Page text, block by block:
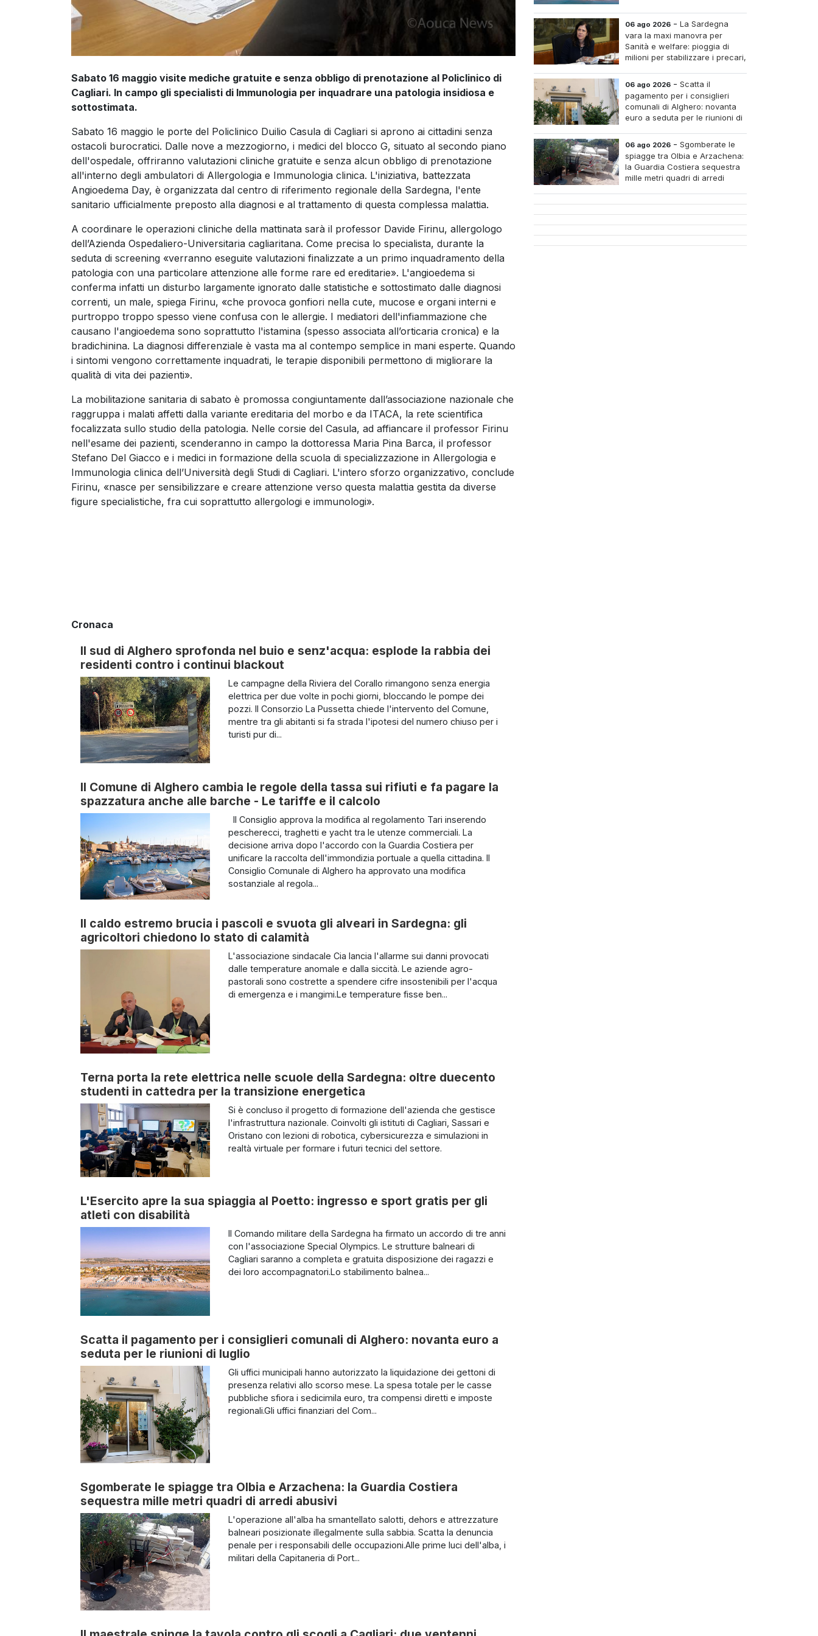
Sabato 16 maggio visite mediche gratuite e senza obbligo di prenotazione al Policlinico di
Cagliari. In campo gli specialisti di Immunologia per inquadrare una patologia insidiosa e
sottostimata.
Sabato 16 maggio le porte del Policlinico Duilio Casula di Cagliari si aprono ai cittadini senza
ostacoli burocratici. Dalle nove a mezzogiorno, i medici del blocco G, situato al secondo piano
dell'ospedale, offriranno valutazioni cliniche gratuite e senza alcun obbligo di prenotazione
all'interno degli ambulatori di Allergologia e Immunologia clinica. L'iniziativa, battezzata
Angioedema Day, è organizzata dal centro di riferimento regionale della Sardegna, l'ente
sanitario ufficialmente preposto alla diagnosi e al trattamento di questa complessa malattia.
A coordinare le operazioni cliniche della mattinata sarà il professor Davide Firinu, allergologo
dell’Azienda Ospedaliero-Universitaria cagliaritana. Come precisa lo specialista, durante la
seduta di screening «verranno eseguite valutazioni finalizzate a un primo inquadramento della
patologia con una particolare attenzione alle forme rare ed ereditarie». L'angioedema si
conferma infatti un disturbo largamente ignorato dalle statistiche e sottostimato dalle diagnosi
correnti, un male, spiega Firinu, «che provoca gonfiori nella cute, mucose e organi interni e
purtroppo troppo spesso viene confusa con le allergie. I mediatori dell'infiammazione che
causano l'angioedema sono soprattutto l'istamina (spesso associata all’orticaria cronica) e la
bradichinina. La diagnosi differenziale è vasta ma al contempo semplice in mani esperte. Quando
i sintomi vengono correttamente inquadrati, le terapie disponibili permettono di migliorare la
qualità di vita dei pazienti».
La mobilitazione sanitaria di sabato è promossa congiuntamente dall’associazione nazionale che
raggruppa i malati affetti dalla variante ereditaria del morbo e da ITACA, la rete scientifica
focalizzata sullo studio della patologia. Nelle corsie del Casula, ad affiancare il professor Firinu
nell'esame dei pazienti, scenderanno in campo la dottoressa Maria Pina Barca, il professor
Stefano Del Giacco e i medici in formazione della scuola di specializzazione in Allergologia e
Immunologia clinica dell’Università degli Studi di Cagliari. L'intero sforzo organizzativo, conclude
Firinu, «nasce per sensibilizzare e creare attenzione verso questa malattia gestita da diverse
figure specialistiche, fra cui soprattutto allergologi e immunologi».
Cronaca
Il sud di Alghero sprofonda nel buio e senz'acqua: esplode la rabbia dei
residenti contro i continui blackout
Le campagne della Riviera del Corallo rimangono senza energia
elettrica per due volte in pochi giorni, bloccando le pompe dei
pozzi. Il Consorzio La Pussetta chiede l'intervento del Comune,
mentre tra gli abitanti si fa strada l'ipotesi del numero chiuso per i
turisti pur di...
Il Comune di Alghero cambia le regole della tassa sui rifiuti e fa pagare la
spazzatura anche alle barche - Le tariffe e il calcolo
Il Consiglio approva la modifica al regolamento Tari inserendo
pescherecci, traghetti e yacht tra le utenze commerciali. La
decisione arriva dopo l'accordo con la Guardia Costiera per
unificare la raccolta dell'immondizia portuale a quella cittadina. Il
Consiglio Comunale di Alghero ha approvato una modifica
sostanziale al regola...
Il caldo estremo brucia i pascoli e svuota gli alveari in Sardegna: gli
agricoltori chiedono lo stato di calamità
L'associazione sindacale Cia lancia l'allarme sui danni provocati
dalle temperature anomale e dalla siccità. Le aziende agro-
pastorali sono costrette a spendere cifre insostenibili per l'acqua
di emergenza e i mangimi.Le temperature fisse ben...
Terna porta la rete elettrica nelle scuole della Sardegna: oltre duecento
studenti in cattedra per la transizione energetica
Si è concluso il progetto di formazione dell'azienda che gestisce
l'infrastruttura nazionale. Coinvolti gli istituti di Cagliari, Sassari e
Oristano con lezioni di robotica, cybersicurezza e simulazioni in
realtà virtuale per formare i futuri tecnici del settore.
L'Esercito apre la sua spiaggia al Poetto: ingresso e sport gratis per gli
atleti con disabilità
Il Comando militare della Sardegna ha firmato un accordo di tre anni
con l'associazione Special Olympics. Le strutture balneari di
Cagliari saranno a completa e gratuita disposizione dei ragazzi e
dei loro accompagnatori.Lo stabilimento balnea...
Scatta il pagamento per i consiglieri comunali di Alghero: novanta euro a
seduta per le riunioni di luglio
Gli uffici municipali hanno autorizzato la liquidazione dei gettoni di
presenza relativi allo scorso mese. La spesa totale per le casse
pubbliche sfiora i sedicimila euro, tra compensi diretti e imposte
regionali.Gli uffici finanziari del Com...
Sgomberate le spiagge tra Olbia e Arzachena: la Guardia Costiera
sequestra mille metri quadri di arredi abusivi
L'operazione all'alba ha smantellato salotti, dehors e attrezzature
balneari posizionate illegalmente sulla sabbia. Scatta la denuncia
penale per i responsabili delle occupazioni.Alle prime luci dell'alba, i
militari della Capitaneria di Port...
06 ago 2026 - La Sardegna
vara la maxi manovra per
Sanità e welfare: pioggia di
milioni per stabilizzare i precari,
centri e assumere infermieri fissi nelle case di riposo.
06 ago 2026 - Scatta il
pagamento per i consiglieri
comunali di Alghero: novanta
euro a seduta per le riunioni di
06 ago 2026 - Sgomberate le
spiagge tra Olbia e Arzachena:
la Guardia Costiera sequestra
mille metri quadri di arredi